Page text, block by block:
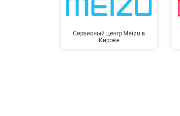
Сервисный центр Meizu в
Кирове